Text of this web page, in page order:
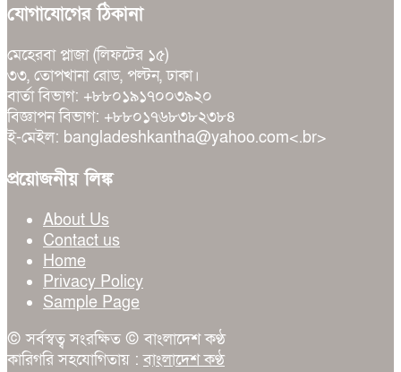
যোগাযোগের ঠিকানা
মেহেরবা প্লাজা (লিফটের ১৫)
৩৩, তোপখানা রোড, পল্টন, ঢাকা।
বার্তা বিভাগ: +৮৮০১৯১৭০০৩৯২০
বিজ্ঞাপন বিভাগ: +৮৮০১৭৬৮৩৮২৩৮৪
ই-মেইল: bangladeshkantha@yahoo.com<.br>
প্রয়োজনীয় লিঙ্ক
About Us
Contact us
Home
Privacy Policy
Sample Page
© সর্বস্বত্ব সংরক্ষিত © বাংলাদেশ কণ্ঠ
কারিগরি সহযোগিতায় :বাংলাদেশ কণ্ঠ